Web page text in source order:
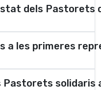
dels Pastorets
a les primeres
solidaris